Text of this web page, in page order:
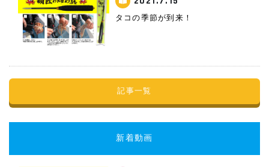
タコの季節が到来！
記事一覧
新着動画